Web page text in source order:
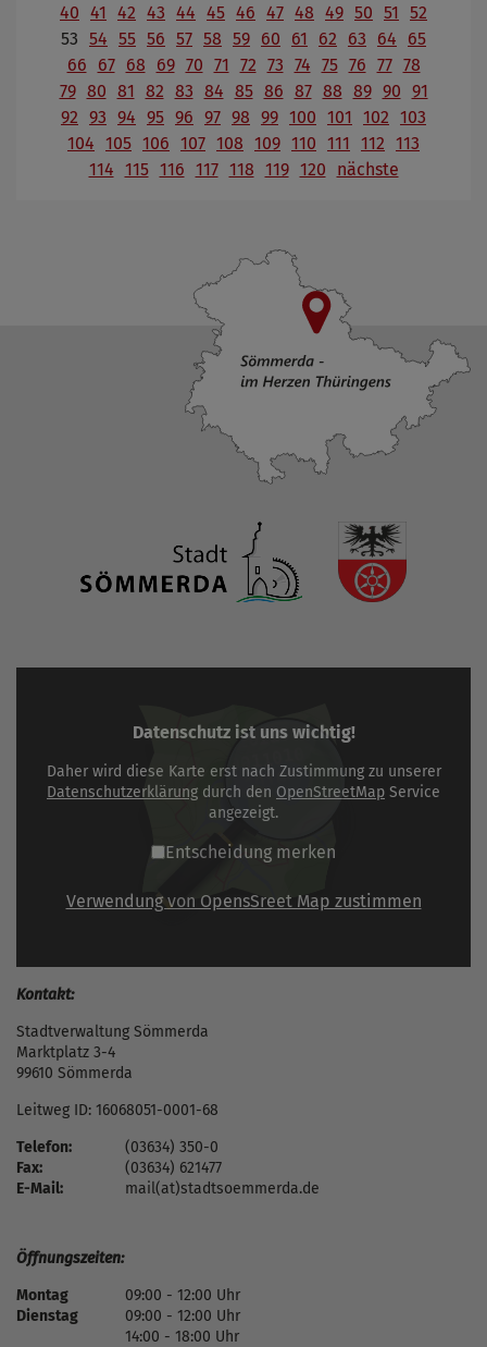
40 41 42 43 44 45 46 47 48 49 50 51
52
53 54 55 56 57 58 59 60 61 62 63 64
65
66
67 68 69 70 71 72 73 74 75 76 77 78
79 80 81 82 83 84 85 86 87 88 89 90 91
92 93 94 95 96 97 98 99 100 101 102 103
104 105 106 107 108 109 110 111 112 113
114 115 116 117 118 119 120 nächste
Datenschutz ist uns wichtig!
Daher wird diese Karte erst nach Zustimmung zu unserer
Datenschutzerklärung durch den OpenStreetMap Service
angezeigt.
Entscheidung merken
Verwendung von OpensSreet Map zustimmen
Kontakt:
Stadtverwaltung Sömmerda
Marktplatz 3-4
99610 Sömmerda
Leitweg ID: 16068051-0001-68
Telefon:
(03634) 350-0
Fax:
(03634) 621477
E-Mail:
mail(at)stadtsoemmerda.de
Öffnungszeiten:
Montag
09:00 - 12:00 Uhr
Dienstag
09:00 - 12:00 Uhr
14:00 - 18:00 Uhr